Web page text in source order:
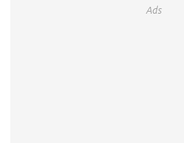
Ads